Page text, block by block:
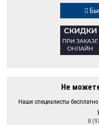
Не
Наши специалисты
8